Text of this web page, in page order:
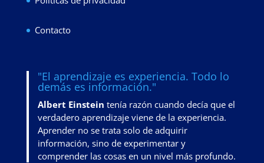
Contacto
"El aprendizaje es experiencia. Todo lo
demás es información."
Albert Einstein tenía razón cuando decía que el
verdadero aprendizaje viene de la experiencia.
Aprender no se trata solo de adquirir
información, sino de experimentar y
comprender las cosas en un nivel más profundo.